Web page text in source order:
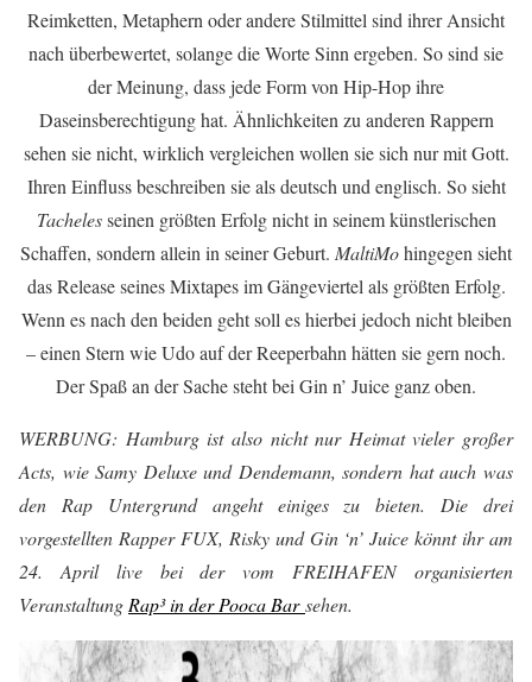
Reimketten, Metaphern oder andere Stilmittel sind ihrer Ansicht
nach überbewertet, solange die Worte Sinn ergeben. So sind sie
der Meinung, dass jede Form von Hip-Hop ihre
Daseinsberechtigung hat. Ähnlichkeiten zu anderen Rappern
sehen sie nicht, wirklich vergleichen wollen sie sich nur mit Gott.
Ihren Einfluss beschreiben sie als deutsch und englisch. So sieht
Tachelesseinen größten Erfolg nicht in seinem künstlerischen
Schaffen, sondern allein in seiner Geburt. MaltiMohingegen sieht
das Release seines Mixtapes im Gängeviertel als größten Erfolg.
Wenn es nach den beiden geht soll es hierbei jedoch nicht bleiben
– einen Stern wie Udo auf der Reeperbahn hätten sie gern noch.
Der Spaß an der Sache steht bei Gin n’ Juice ganz oben.
WERBUNG: Hamburg ist also nicht nur Heimat vieler großer
Acts, wieSamy Deluxeund Dendemann, sondern hat auch was
den Rap Untergrund angeht einiges zu bieten. Die drei
vorgestellten Rapper FUX, RiskyundGin ‘n’ Juice könnt ihr am
24. April live bei der vom FREIHAFEN organisierten
Veranstaltung Rap³in der Pooca Barsehen.